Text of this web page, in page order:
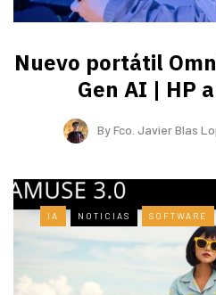
Nuevo portátil
Gen AI | HP
ByFco. Javier Blas
IA NOTICIAS SOFTWARE